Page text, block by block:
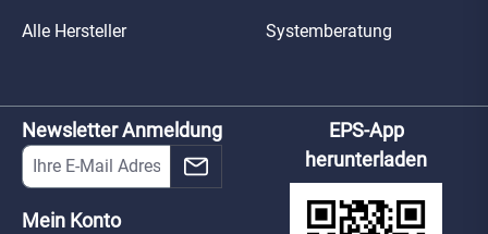
Alle Hersteller Systemberatung
Newsletter Anmeldung
Mein Konto
EPS-App
herunterladen